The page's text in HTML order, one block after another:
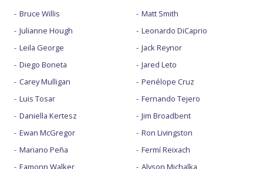
Bruce Willis
Julianne Hough
Leila George
Diego Boneta
Carey Mulligan
Luis Tosar
Daniella Kertesz
Ewan McGregor
Mariano Peña
Eamonn Walker
Matt Smith
Leonardo DiCaprio
Jack Reynor
Jared Leto
Penélope Cruz
Fernando Tejero
Jim Broadbent
Ron Livingston
Fermí Reixach
Alyson Michalka